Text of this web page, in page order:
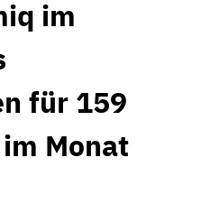
im
für 159
Monat